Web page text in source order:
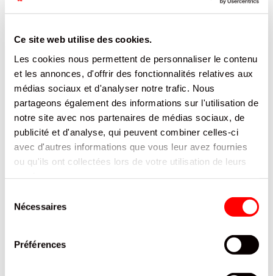
Ce site web utilise des cookies.
Les cookies nous permettent de personnaliser le contenu
et les annonces, d'offrir des fonctionnalités relatives aux
médias sociaux et d'analyser notre trafic. Nous
partageons également des informations sur l'utilisation de
notre site avec nos partenaires de médias sociaux, de
publicité et d'analyse, qui peuvent combiner celles-ci
avec d'autres informations que vous leur avez fournies
ou qu'ils ont collectées lors de votre utilisation de leurs
Nécessaires
Préférences
d’informations
100
France
10.68
10.146
WITHOUT BRAND
0.827
DOCUMENTATION